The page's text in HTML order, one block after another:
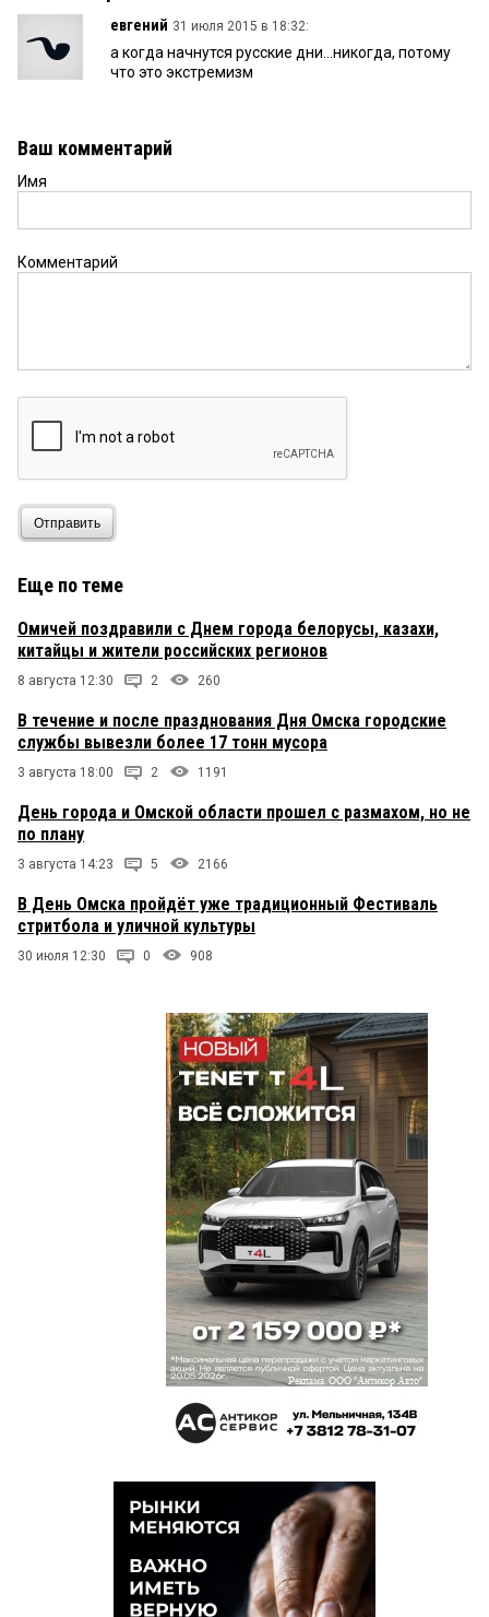
евгений 31 июля 2015 в 18:32:
а когда начнутся русские дни...никогда, потому
что это экстремизм
Ваш комментарий
Имя
Комментарий
Отправить
Еще по теме
Омичей поздравили с Днем города белорусы, казахи,
китайцы и жители российских регионов
8 августа 12:30 2 260
В течение и после празднования Дня Омска городские
службы вывезли более 17 тонн мусора
3 августа 18:00 2 1191
День города и Омской области прошел с размахом, но не
по плану
3 августа 14:23 5 2166
В День Омска пройдёт уже традиционный Фестиваль
стритбола и уличной культуры
30 июля 12:30 0 908